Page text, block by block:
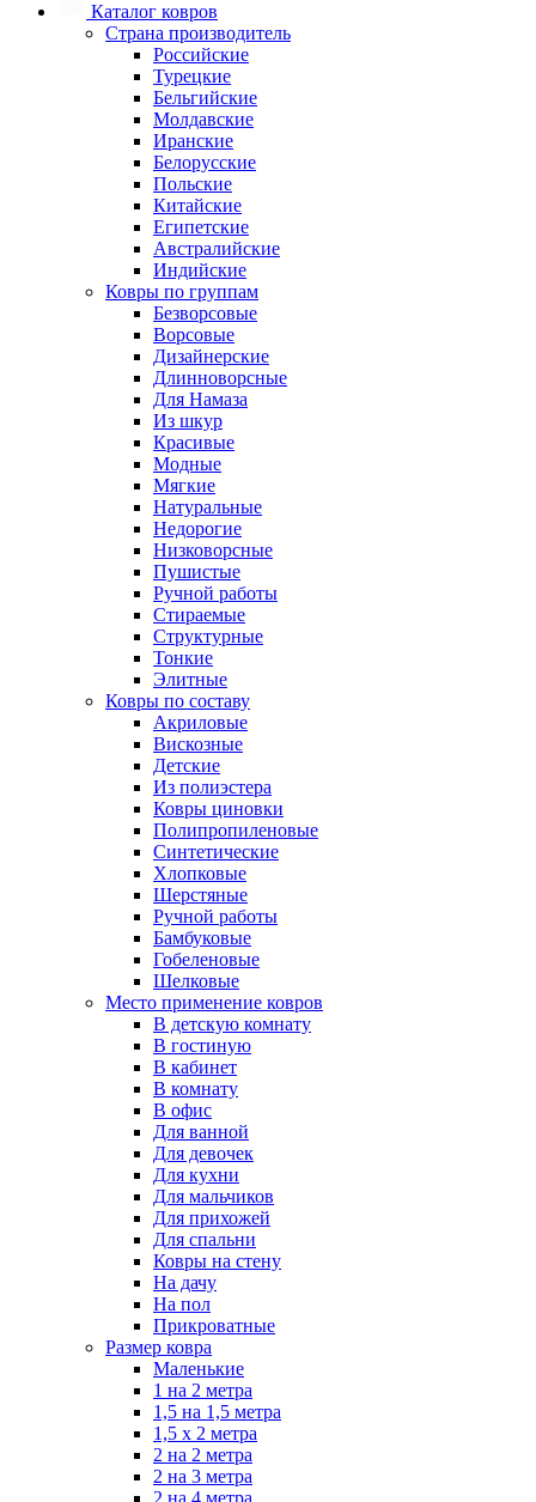
Каталог ковров
Страна производитель
Российские
Турецкие
Бельгийские
Молдавские
Иранские
Белорусские
Польские
Китайские
Египетские
Австралийские
Индийские
Ковры по группам
Безворсовые
Ворсовые
Дизайнерские
Длинноворсные
Для Намаза
Из шкур
Красивые
Модные
Мягкие
Натуральные
Недорогие
Низковорсные
Пушистые
Ручной работы
Стираемые
Структурные
Тонкие
Элитные
Ковры по составу
Акриловые
Вискозные
Детские
Из полиэстера
Ковры циновки
Полипропиленовые
Синтетические
Хлопковые
Шерстяные
Ручной работы
Бамбуковые
Гобеленовые
Шелковые
Место применение ковров
В детскую комнату
В гостиную
В кабинет
В комнату
В офис
Для ванной
Для девочек
Для кухни
Для мальчиков
Для прихожей
Для спальни
Ковры на стену
На дачу
На пол
Прикроватные
Размер ковра
Маленькие
1 на 2 метра
1,5 на 1,5 метра
1,5 х 2 метра
2 на 2 метра
2 на 3 метра
2 на 4 метра